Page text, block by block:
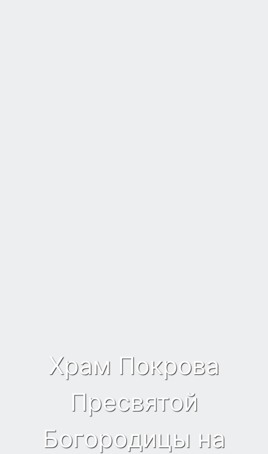
Храм Покрова
Пресвятой
Богородицы на